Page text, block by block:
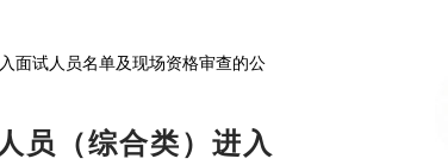
面试人员名单及现场资格审查的公
员（综合类）进入